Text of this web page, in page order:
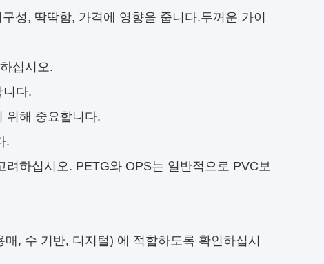
성, 딱딱함, 가격에 영향을 줍니다.두꺼운 가이
십시오.
니다.
위해 중요합니다.
.
하십시오. PETG와 OPS는 일반적으로 PVC보
, 수 기반, 디지털) 에 적합하도록 확인하십시